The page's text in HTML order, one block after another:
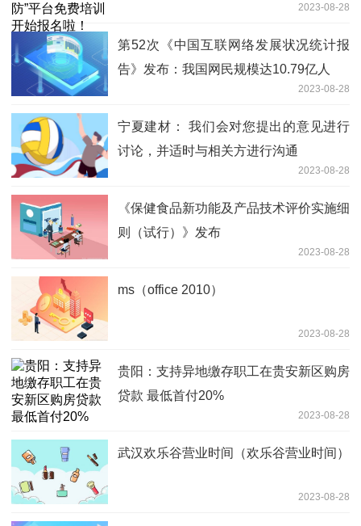
2023-08-28
第52次《中国互联网络发展状况统计报
告》发布：我国网民规模达10.79亿人
2023-08-28
宁夏建材： 我们会对您提出的意见进行
讨论，并适时与相关方进行沟通
2023-08-28
《保健食品新功能及产品技术评价实施细
则（试行）》发布
2023-08-28
ms（office 2010）
2023-08-28
​贵阳：支持异地缴存职工在贵安新区购房
贷款 最低首付20%
2023-08-28
武汉欢乐谷营业时间（欢乐谷营业时间）
2023-08-28